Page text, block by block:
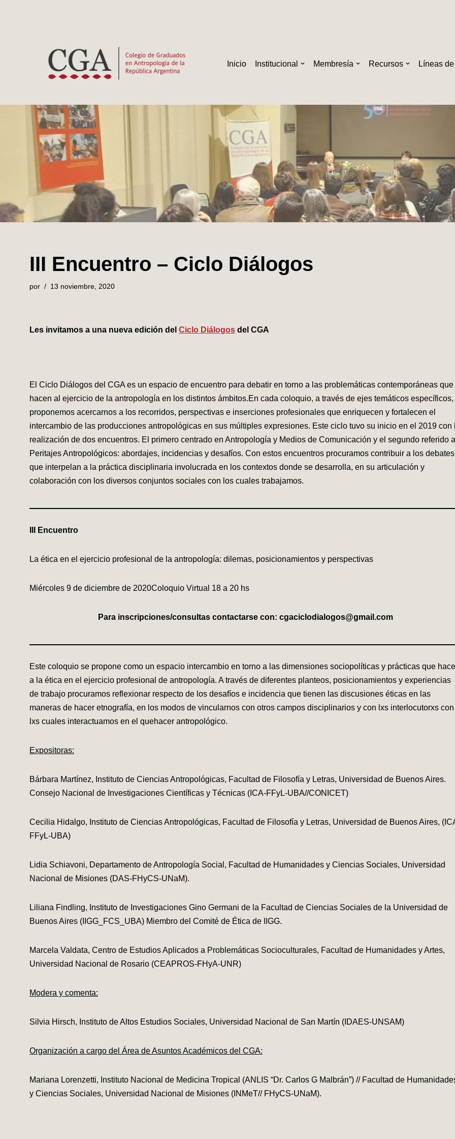
Inicio
Institucional Membresía Recursos Líneas
III Encuentro – Ciclo Diálogos
por 13 noviembre, 2020
Les invitamos a una nueva edición del Ciclo Diálogos del CGA
El Ciclo Diálogos del CGA es un espacio de encuentro para debatir en torno a las problemáticas contemporáneas que
hacen al ejercicio de la antropología en los distintos ámbitos.En cada coloquio, a través de ejes temáticos específicos,
proponemos acercarnos a los recorridos, perspectivas e inserciones profesionales que enriquecen y fortalecen el
intercambio de las producciones antropológicas en sus múltiples expresiones. Este ciclo tuvo su inicio en el 2019 con
realización de dos encuentros. El primero centrado en Antropología y Medios de Comunicación y el segundo referido a
Peritajes Antropológicos: abordajes, incidencias y desafíos. Con estos encuentros procuramos contribuir a los debates
que interpelan a la práctica disciplinaria involucrada en los contextos donde se desarrolla, en su articulación y
colaboración con los diversos conjuntos sociales con los cuales trabajamos.
III Encuentro
La ética en el ejercicio profesional de la antropología: dilemas, posicionamientos y perspectivas
Miércoles 9 de diciembre de 2020Coloquio Virtual 18 a 20 hs
Para inscripciones/consultas contactarse con: cgaciclodialogos@gmail.com
Este coloquio se propone como un espacio intercambio en torno a las dimensiones sociopolíticas y prácticas que
a la ética en el ejercicio profesional de antropología. A través de diferentes planteos, posicionamientos y experiencias
de trabajo procuramos reflexionar respecto de los desafíos e incidencia que tienen las discusiones éticas en las
maneras de hacer etnografía, en los modos de vincularnos con otros campos disciplinarios y con lxs interlocutorxs con
lxs cuales interactuamos en el quehacer antropológico.
Expositoras:
Bárbara Martínez, Instituto de Ciencias Antropológicas, Facultad de Filosofía y Letras, Universidad de Buenos Aires.
Consejo Nacional de Investigaciones Científicas y Técnicas (ICA-FFyL-UBA//CONICET)
Cecilia Hidalgo, Instituto de Ciencias Antropológicas, Facultad de Filosofía y Letras, Universidad de Buenos Aires,
FFyL-UBA)
Lidia Schiavoni, Departamento de Antropología Social, Facultad de Humanidades y Ciencias Sociales, Universidad
Nacional de Misiones (DAS-FHyCS-UNaM).
Liliana Findling, Instituto de Investigaciones Gino Germani de la Facultad de Ciencias Sociales de la Universidad de
Buenos Aires (IIGG_FCS_UBA) Miembro del Comité de Ética de IIGG.
Marcela Valdata, Centro de Estudios Aplicados a Problemáticas Socioculturales, Facultad de Humanidades y Artes,
Universidad Nacional de Rosario (CEAPROS-FHyA-UNR)
Modera y comenta:
Silvia Hirsch, Instituto de Altos Estudios Sociales, Universidad Nacional de San Martín (IDAES-UNSAM)
Organización a cargo del Área de Asuntos Académicos del CGA:
Mariana Lorenzetti, Instituto Nacional de Medicina Tropical (ANLIS “Dr. Carlos G Malbrán”) // Facultad de
y Ciencias Sociales, Universidad Nacional de Misiones (INMeT// FHyCS-UNaM).